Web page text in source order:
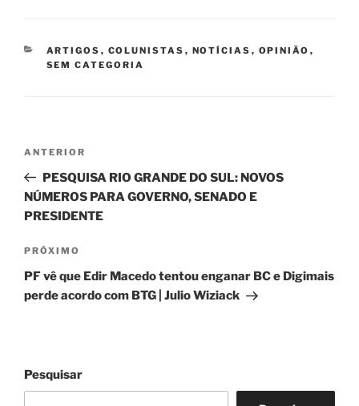
CATEGORIAS
ARTIGOS , COLUNISTAS , NOTÍCIAS , OPINIÃO ,
SEM CATEGORIA
Post
Post
anterior
ANTERIOR
PESQUISA RIO GRANDE DO SUL: NOVOS
NÚMEROS PARA GOVERNO, SENADO E
PRESIDENTE
Próximo
post
PRÓXIMO
PF vê que Edir Macedo tentou enganar BC e Digimais
perde acordo com BTG | Julio Wiziack
Pesquisar